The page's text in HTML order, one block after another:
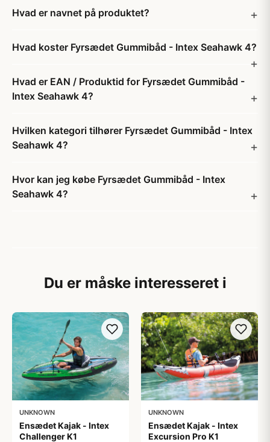
Hvad er navnet på produktet?
Hvad koster Fyrsædet Gummibåd - Intex Seahawk 4?
Hvad er EAN / Produktid for Fyrsædet Gummibåd -
Intex Seahawk 4?
Hvilken kategori tilhører Fyrsædet Gummibåd - Intex
Seahawk 4?
Hvor kan jeg købe Fyrsædet Gummibåd - Intex
Seahawk 4?
Du er måske interesseret i
UNKNOWN
Ensædet Kajak - Intex
Challenger K1
UNKNOWN
Ensædet Kajak - Intex
Excursion Pro K1